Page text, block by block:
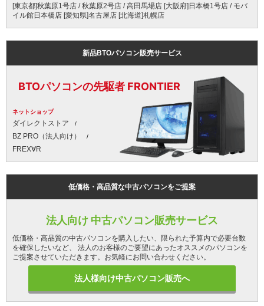
[東京都]秋葉原1号店 / 秋葉原2号店 / 高田馬場店 [大阪府]日本橋1号店 / モバ
イル館日本橋店 [愛知県]名古屋店 [北海道]札幌店
新品BTOパソコン販売サービス
BTOパソコンの先駆者 FRONTIER
ネットショップ
ダイレクトストア
BZ PRO（法人向け）
FREX∀R
低価格・高品質な中古パソコンをご提案
法人向け 中古パソコン販売サービス
低価格・高品質の中古パソコンを購入したい、限られた予算内で必要台数
を確保したいなど、 法人のお客様のご要望にあったオススメのパソコンを
ご提案させていただきます。お気軽にお問い合わせください。
法人様向け中古パソコン販売へ